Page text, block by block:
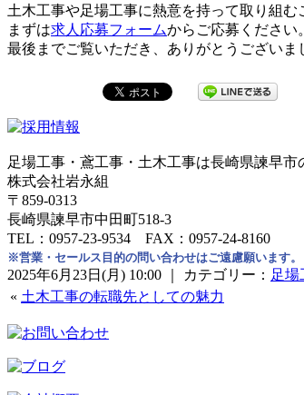
土木工事や足場工事に熱意を持って取り組
まずは求人応募フォームからご応募ください。
最後までご覧いただき、ありがとうございま
足場工事・鳶工事・土木工事は長崎県諫早
株式会社岩永組
〒859-0313
長崎県諫早市中田町518-3
TEL：0957-23-9534 FAX：0957-24-8160
※営業・セールス目的の問い合わせはご遠慮願います。
2025年6月23日(月) 10:00 ｜ カテゴリー： 足場
« 土木工事の転職先としての魅力